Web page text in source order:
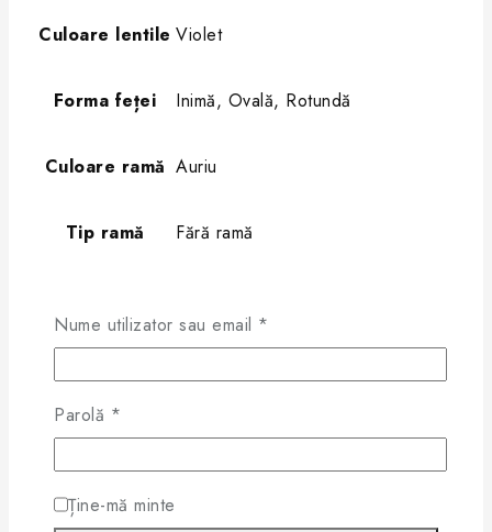
Culoare lentile Violet
Forma feței Inimă, Ovală, Rotundă
Culoare ramă Auriu
Tip ramă Fără ramă
Nu există comentarii încă.
Fii primul pentru a revizui "Fendi
de Soare Femei"
Nume utilizator sau email *
Parolă *
Ține-mă minte